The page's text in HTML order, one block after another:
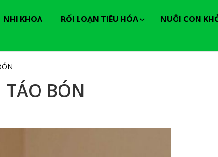
NHI KHOA RỐI LOẠN TIÊU HÓA NUÔI CON
TÁO BÓN